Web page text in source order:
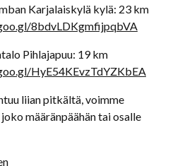
Karjalaiskylä kylä: 23 km
8bdvLDKgmfijpqbVA
Pihlajapuu: 19 km
HyE54KEvzTdYZKbEA
liian pitkältä, voimme
määränpäähän tai osalle